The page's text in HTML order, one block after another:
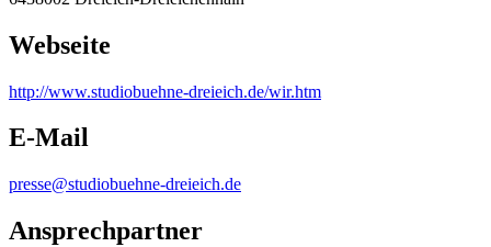
Webseite
http://www.studiobuehne-dreieich.de/wir.htm
E-Mail
presse@studiobuehne-dreieich.de
Ansprechpartner